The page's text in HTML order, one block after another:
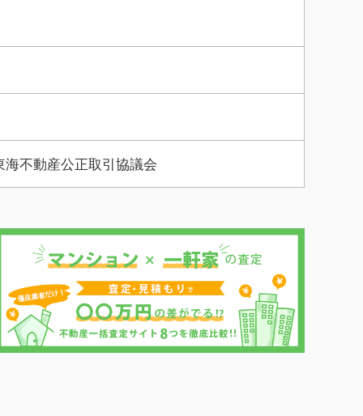
不動産公正取引協議会